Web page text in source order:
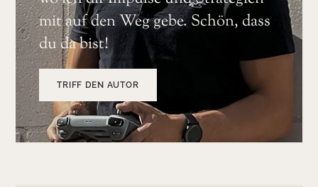
mit auf den Weg gebe. Schön, dass
du da bist!
TRIFF DEN AUTOR